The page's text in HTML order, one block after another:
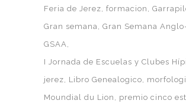
Feria de Jerez formacion
Gran semana Gran Semana
GSAA
I Jornada de Escuelas y Clubes
jerez
Libro Genealogico
Moundial du Lion
premio cinco